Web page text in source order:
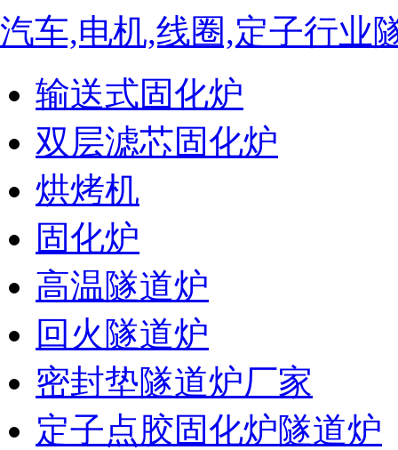
汽车,电机,线圈,定子行业
输送式固化炉
双层滤芯固化炉
烘烤机
固化炉
高温隧道炉
回火隧道炉
密封垫隧道炉厂家
定子点胶固化炉隧道炉